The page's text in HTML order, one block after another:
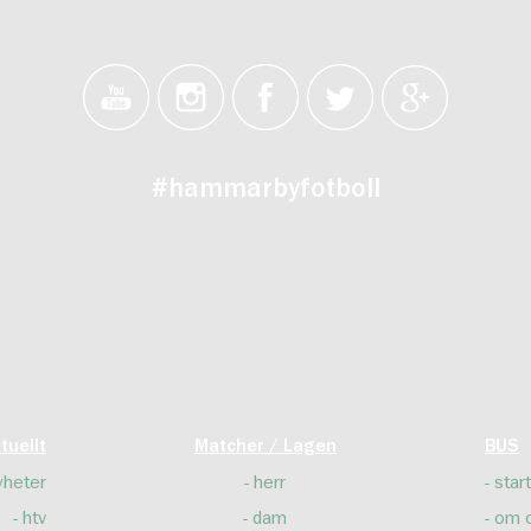
#hammarbyfotboll
htv
Matcher / Lagen
herr
dam
BUS
start
om